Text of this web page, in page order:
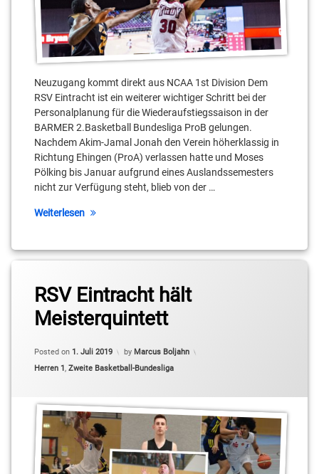
Neuzugang kommt direkt aus NCAA 1st Division Dem
RSV Eintracht ist ein weiterer wichtiger Schritt bei der
Personalplanung für die Wiederaufstiegssaison in der
BARMER 2.Basketball Bundesliga ProB gelungen.
Nachdem Akim-Jamal Jonah den Verein höherklassig in
Richtung Ehingen (ProA) verlassen hatte und Moses
Pölking bis Januar aufgrund eines Auslandssemesters
nicht zur Verfügung steht, blieb von der …
Weiterlesen
Buchmann
Karolis
Babkauskas
Leo
Dogan
Moses
Pölking
Vladimir
Pastushenko
RSV Eintracht hält
Meisterquintett
Posted on 1. Juli 2019 by Marcus Boljahn
Categories:
Herren 1, Zweite Basketball-Bundesliga
2.
Basketball-
Bundesliga
Pro B
Akim-
Jamal
Cliff
Goncalo
Jordan
Müller